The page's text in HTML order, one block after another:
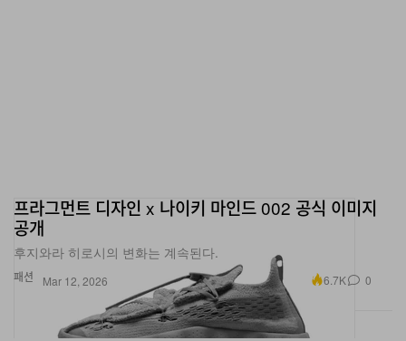
패션
프라그먼트 디자인 x 나이키 마인드 002 공식 이미지
공개
후지와라 히로시의 변화는 계속된다.
Mar 12, 2026 6.7K 0